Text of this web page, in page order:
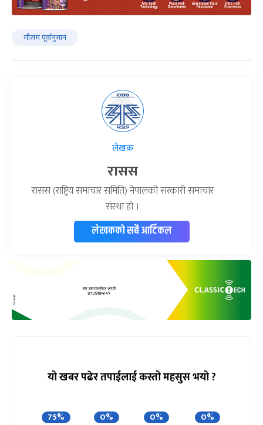
मौसम पूर्वानुमान
लेखक
रासस
रासस (राष्ट्रिय समाचार समिति) नेपालको सरकारी समाचार
संस्था हो ।
लेखकको सबै आर्टिकल
यो खबर पढेर तपाईलाई कस्तो महसुस भयो ?
75% 0% 0% 0%